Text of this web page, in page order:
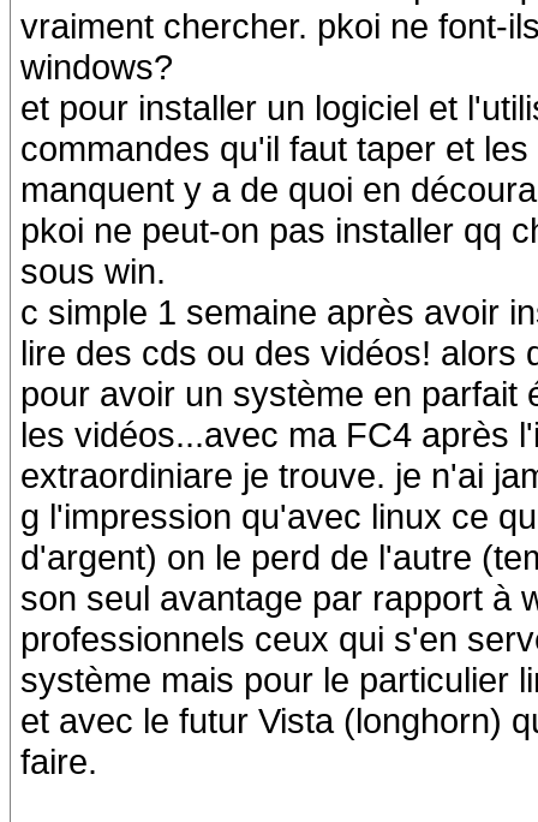
vraiment chercher. pkoi ne font-
windows?
et pour installer un logiciel et
commandes qu'il faut taper et
manquent y a de quoi en
pkoi ne peut-on pas installer qq
sous win.
c simple 1 semaine après avoir
lire des cds ou des vidéos! alors
pour avoir un système en parfait
les vidéos...avec ma FC4 après
extraordiniare je trouve. je n'ai
g l'impression qu'avec linux ce
d'argent) on le perd de l'autre
son seul avantage par rapport à
professionnels ceux qui s'en
système mais pour le particulier
et avec le futur Vista (longhorn)
faire.